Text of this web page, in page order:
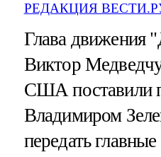
РЕДАКЦИЯ
Глава движения
Виктор
США поставили
Владимиром
передать